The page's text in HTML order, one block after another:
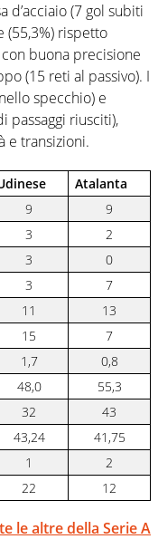
d’acciaio (7 gol subiti
(55,3%) rispetto
buona precisione
(15 reti al passivo). I
specchio) e
passaggi riusciti),
e transizioni.
Atalanta
9
9
3
2
3
0
3
7
11
13
15
7
1,7
0,8
48,0
55,3
32
43
43,24
41,75
1
2
22 12
le altre della Serie A